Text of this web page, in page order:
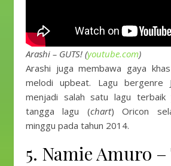
Arashi – GUTS! (youtube.com)
Arashi juga membawa gaya
melodi upbeat. Lagu bergenre
menjadi salah satu lagu terbaik
tangga lagu (chart) Oricon
minggu pada tahun 2014.
5. Namie Amuro